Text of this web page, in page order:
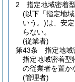
2
指定地域密着
(以下「指定地
いう。)は、安
らない。
(従業者)
第43条
指定地域
指定地域密着型
の従業者を置か
(管理者)